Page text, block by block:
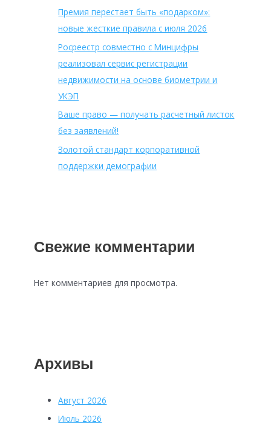
Премия перестает быть «подарком»:
новые жесткие правила с июля 2026
Росреестр совместно с Минцифры
реализовал сервис регистрации
недвижимости на основе биометрии и
УКЭП
Ваше право — получать расчетный листок
без заявлений!
Золотой стандарт корпоративной
поддержки демографии
Свежие комментарии
Нет комментариев для просмотра.
Архивы
Август 2026
Июль 2026